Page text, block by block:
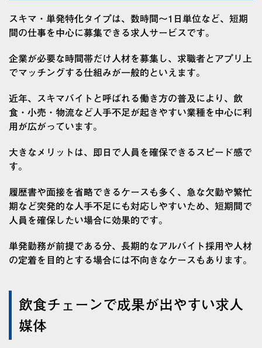
スキマ・単発特化タイプは、数時間〜1日単位など、短期
間の仕事を中心に募集できる求人サービスです。
企業が必要な時間帯だけ人材を募集し、求職者とアプリ上
でマッチングする仕組みが一般的といえます。
近年、スキマバイトと呼ばれる働き方の普及により、飲
食・小売・物流など人手不足が起きやすい業種を中心に利
用が広がっています。
大きなメリットは、即日で人員を確保できるスピード感で
す。
履歴書や面接を省略できるケースも多く、急な欠勤や繁忙
期など突発的な人手不足にも対応しやすいため、短期間で
人員を確保したい場合に効果的です。
単発勤務が前提である分、長期的なアルバイト採用や人材
の定着を目的とする場合には不向きなケースもあります。
飲食チェーンで成果が出やすい求人
媒体